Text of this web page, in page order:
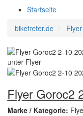
Startseite
biketreter.de
Flyer
Flyer Goroc2
Marke / Kategorie: